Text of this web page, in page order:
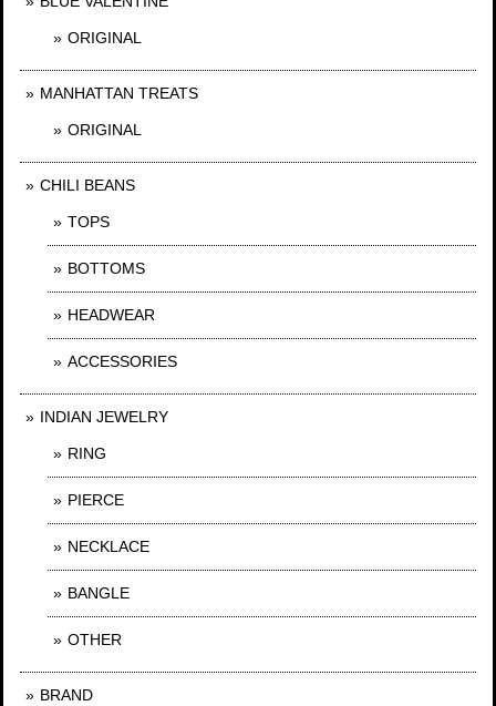
ORIGINAL
MANHATTAN TREATS
ORIGINAL
CHILI BEANS
TOPS
BOTTOMS
HEADWEAR
ACCESSORIES
INDIAN JEWELRY
RING
PIERCE
NECKLACE
BANGLE
OTHER
BRAND